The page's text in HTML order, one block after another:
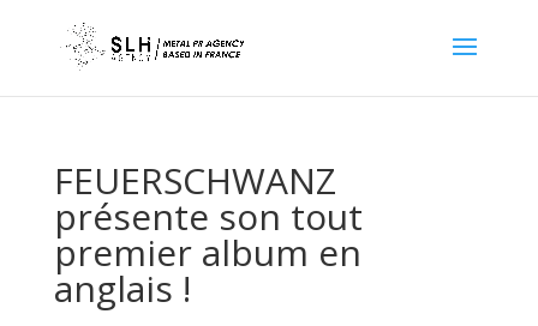
FEUERSCHWANZ
présente son tout
premier album en
anglais !